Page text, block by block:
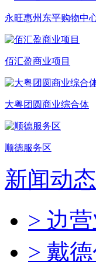
永旺惠州东平购物中
佰汇盈商业项目
大粤团圆商业综合体
顺德服务区
新闻动态
> 边
> 戴